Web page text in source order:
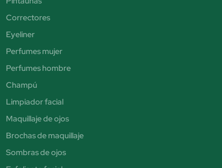
Correctores
Eyeliner
Perfumes mujer
Perfumes hombre
Champú
Limpiador facial
Maquillaje de ojos
Brochas de maquillaje
Sombras de ojos